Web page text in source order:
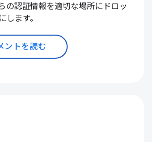
の認証情報を適切な場所にドロッ
します。
ントを読む